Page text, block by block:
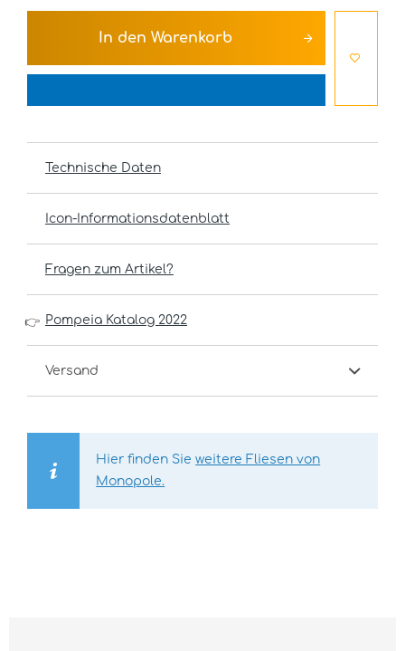
In den Warenkorb
Technische Daten
Icon-Informationsdatenblatt
Fragen zum Artikel?
👉 Pompeia Katalog 2022
Versand
Hier finden Sieweitere Fliesen von
Monopole.